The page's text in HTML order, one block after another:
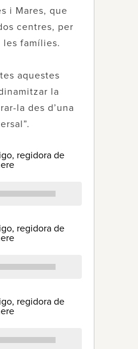
i Mares, que
centres, per
les famílies.
aquestes
la
la des d’una
regidora de
regidora de
regidora de